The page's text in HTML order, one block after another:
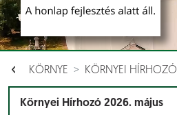
KÖRNYE KÖRNYEI HÍRHOZÓ
Környei Hírhozó 2026. május
Aloldalak [ ]